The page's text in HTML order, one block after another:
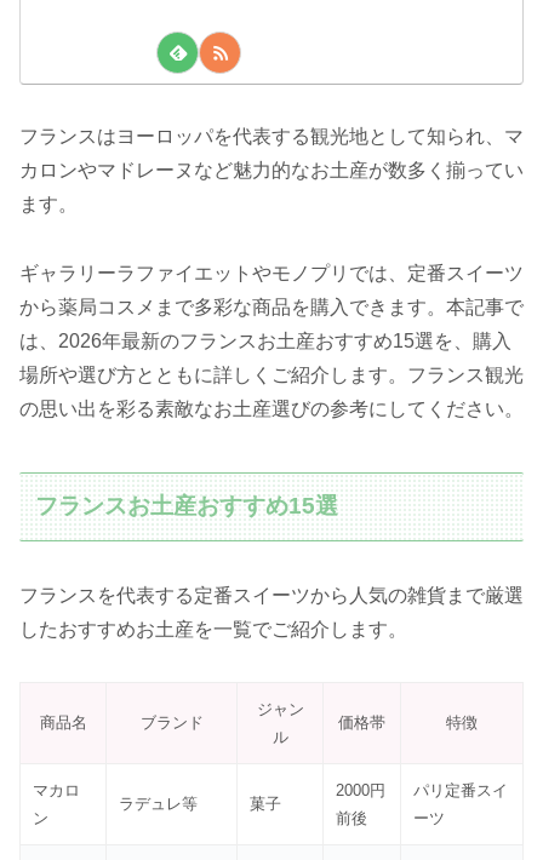
フランスはヨーロッパを代表する観光地として知られ、マ
カロンやマドレーヌなど魅力的なお土産が数多く揃ってい
ます。
ギャラリーラファイエットやモノプリでは、定番スイーツ
から薬局コスメまで多彩な商品を購入できます。本記事で
は、2026年最新のフランスお土産おすすめ15選を、購入
場所や選び方とともに詳しくご紹介します。フランス観光
の思い出を彩る素敵なお土産選びの参考にしてください。
フランスお土産おすすめ15選
フランスを代表する定番スイーツから人気の雑貨まで厳選
したおすすめお土産を一覧でご紹介します。
商品名 ブランド
ジャン
ル
価格帯 特徴
マカロ
ン
ラデュレ等 菓子
2000円
前後
パリ定番スイ
ーツ